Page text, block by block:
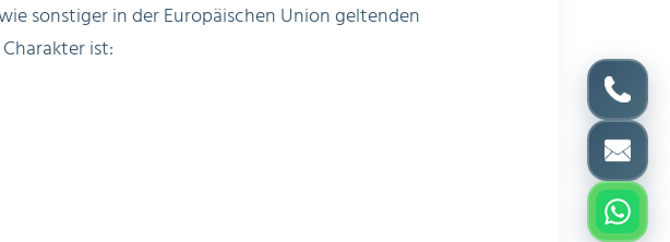
sonstiger in der Europäischen Union geltenden
ist: